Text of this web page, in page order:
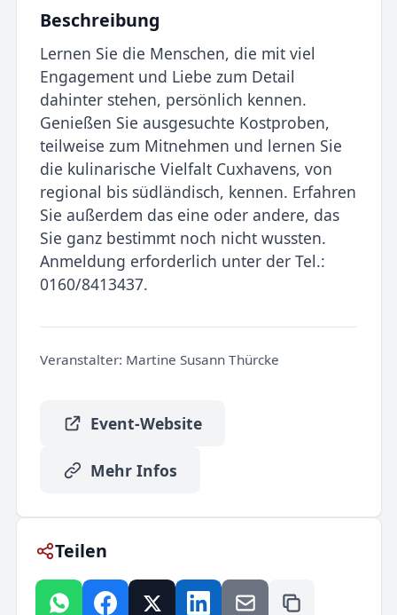
Beschreibung
Lernen Sie die Menschen, die mit viel
Engagement und Liebe zum Detail
dahinter stehen, persönlich kennen.
Genießen Sie ausgesuchte Kostproben,
teilweise zum Mitnehmen und lernen Sie
die kulinarische Vielfalt Cuxhavens, von
regional bis südländisch, kennen. Erfahren
Sie außerdem das eine oder andere, das
Sie ganz bestimmt noch nicht wussten.
Anmeldung erforderlich unter der Tel.:
0160/8413437.
Veranstalter: Martine Susann Thürcke
Event-Website
Mehr Infos
Teilen